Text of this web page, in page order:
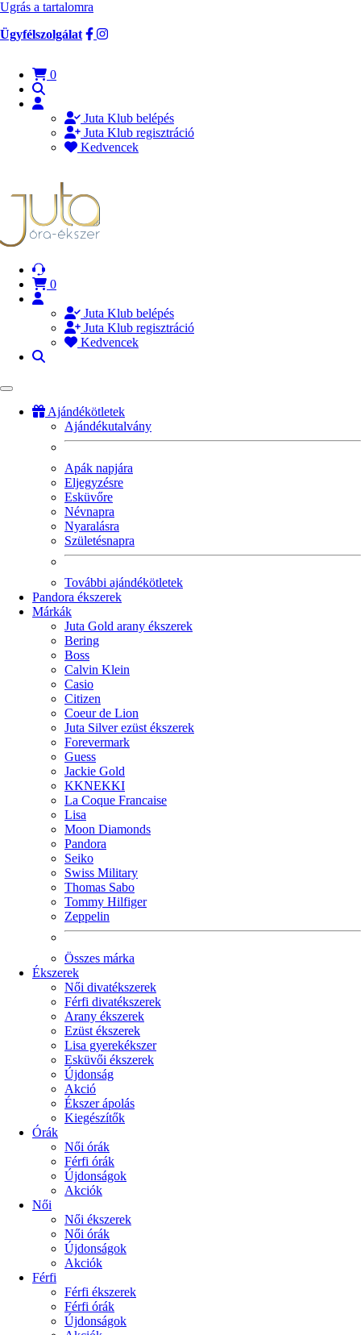
Ugrás a tartalomra
Ügyfélszolgálat
0
Juta Klub belépés
Juta Klub regisztráció
Kedvencek
0
Juta Klub belépés
Juta Klub regisztráció
Kedvencek
Ajándékötletek
Ajándékutalvány
Apák napjára
Eljegyzésre
Esküvőre
Névnapra
Nyaralásra
Születésnapra
További ajándékötletek
Pandora ékszerek
Márkák
Juta Gold arany ékszerek
Bering
Boss
Calvin Klein
Casio
Citizen
Coeur de Lion
Juta Silver ezüst ékszerek
Forevermark
Guess
Jackie Gold
KKNEKKI
La Coque Francaise
Lisa
Moon Diamonds
Pandora
Seiko
Swiss Military
Thomas Sabo
Tommy Hilfiger
Zeppelin
Összes márka
Ékszerek
Női divatékszerek
Férfi divatékszerek
Arany ékszerek
Ezüst ékszerek
Lisa gyerekékszer
Esküvői ékszerek
Újdonság
Akció
Ékszer ápolás
Kiegészítők
Órák
Női órák
Férfi órák
Újdonságok
Akciók
Női
Női ékszerek
Női órák
Újdonságok
Akciók
Férfi
Férfi ékszerek
Férfi órák
Újdonságok